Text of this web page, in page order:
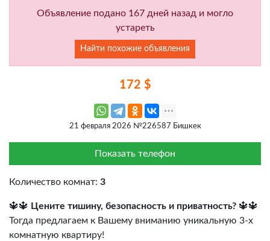
Объявление подано 167 дней назад и могло
устареть
Найти похожие объявления
172 $
21 февраля 2026 №226587 Бишкек
Показать телефон
Количество комнат: 3
🔱🔱 Цените тишину, безопасность и приватность? 🔱🔱
Тогда предлагаем к Вашему вниманию уникальную 3-х
комнатную квартиру!